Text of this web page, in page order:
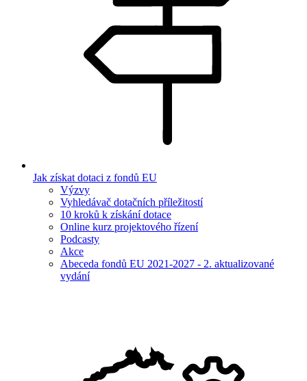
Jak získat dotaci z fondů EU
Výzvy
Vyhledávač dotačních příležitostí
10 kroků k získání dotace
Online kurz projektového řízení
Podcasty
Akce
Abeceda fondů EU 2021-2027 - 2. aktualizované
vydání